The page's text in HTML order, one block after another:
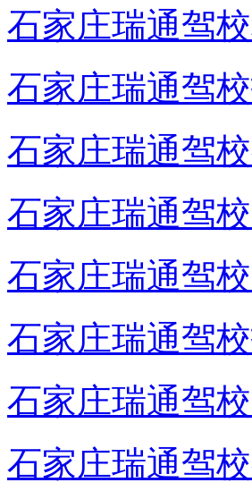
石家庄瑞通驾
石家庄瑞通驾
石家庄瑞通驾
石家庄瑞通驾
石家庄瑞通驾
石家庄瑞通驾
石家庄瑞通驾
石家庄瑞通驾